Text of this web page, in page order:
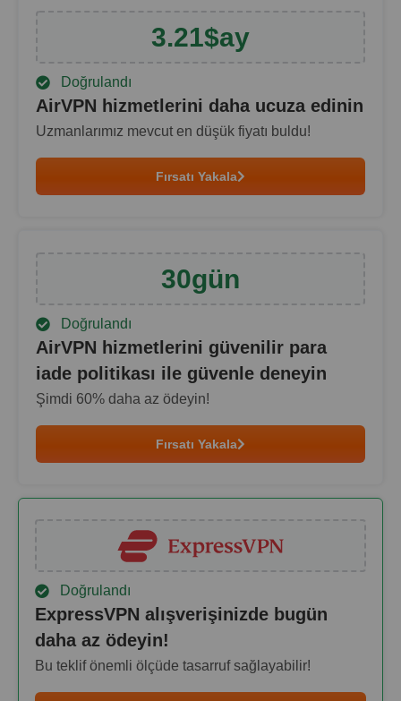
3.21$ay
Doğrulandı
AirVPN hizmetlerini daha ucuza edinin
Uzmanlarımız mevcut en düşük fiyatı buldu!
Fırsatı Yakala
30gün
Doğrulandı
AirVPN hizmetlerini güvenilir para
iade politikası ile güvenle deneyin
Şimdi 60% daha az ödeyin!
Fırsatı Yakala
Doğrulandı
ExpressVPN alışverişinizde bugün
daha az ödeyin!
Bu teklif önemli ölçüde tasarruf sağlayabilir!